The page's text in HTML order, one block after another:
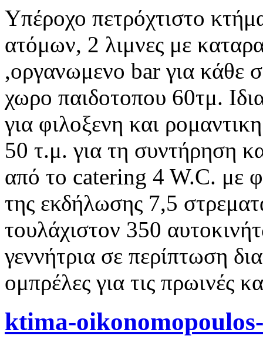
Υπέροχο πετρόχτιστο
ατόμων, 2 λιμνες με
,οργανωμενο bar για κάθε
χωρο παιδοτοπου 60τμ.
για φιλοξενη και
50 τ.μ. για τη συντήρηση
από το catering 4 W.C. με
της εκδήλωσης 7,5
τουλάχιστον 350
γεννήτρια σε περίπτωση
ομπρέλες για τις πρωινές
ktima-